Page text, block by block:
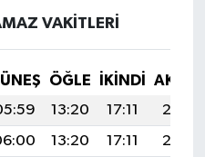
VAKITLERI
ÖĞLE İKINDI
13:20 17:11
20:31
13:20 17:11
20:31